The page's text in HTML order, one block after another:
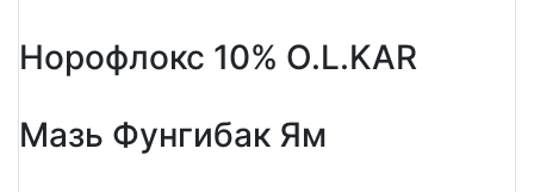
Норофлокс 10% O.L.KAR
Мазь Фунгибак Ям